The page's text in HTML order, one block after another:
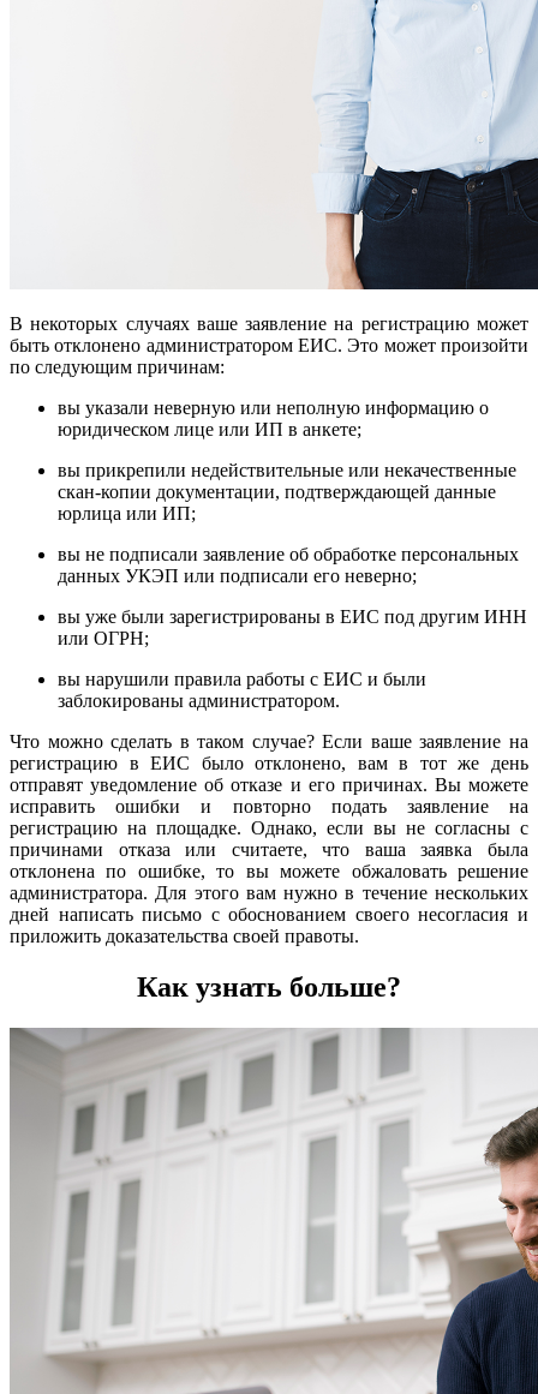
В некоторых случаях ваше заявление на регистрацию может
быть отклонено администратором ЕИС. Это может произойти
по следующим причинам:
вы указали неверную или неполную информацию о
юридическом лице или ИП в анкете;
вы прикрепили недействительные или некачественные
скан-копии документации, подтверждающей данные
юрлица или ИП;
вы не подписали заявление об обработке персональных
данных УКЭП или подписали его неверно;
вы уже были зарегистрированы в ЕИС под другим ИНН
или ОГРН;
вы нарушили правила работы с ЕИС и были
заблокированы администратором.
Что можно сделать в таком случае? Если ваше заявление на
регистрацию в ЕИС было отклонено, вам в тот же день
отправят уведомление об отказе и его причинах. Вы можете
исправить ошибки и повторно подать заявление на
регистрацию на площадке. Однако, если вы не согласны с
причинами отказа или считаете, что ваша заявка была
отклонена по ошибке, то вы можете обжаловать решение
администратора. Для этого вам нужно в течение нескольких
дней написать письмо с обоснованием своего несогласия и
приложить доказательства своей правоты.
Как узнать больше?